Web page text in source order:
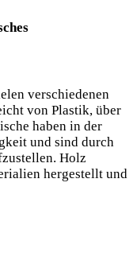
verschiedenen
von Plastik, über
haben in der
und sind durch
Holz
hergestellt und